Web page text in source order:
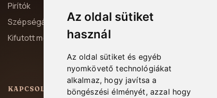
Az oldal sütiket
használ
Az oldal sütiket és egyéb
nyomkövető technológiákat
alkalmaz, hogy javítsa a
böngészési élményét, azzal hogy
Pirítók
Szépségápolás
Kifutott modellek
Szállítás és fizetés
Kapcsolat
KAPCSOLAT